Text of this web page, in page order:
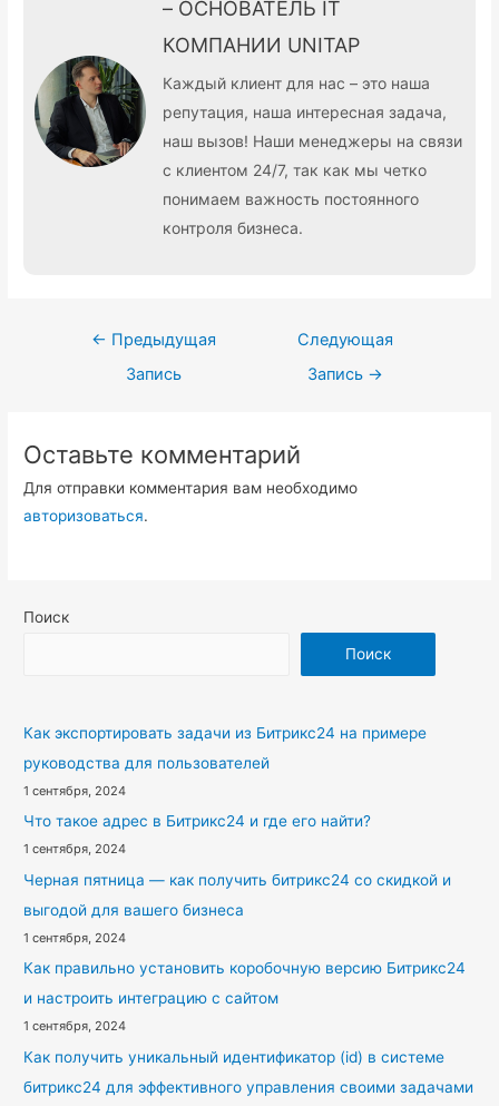
– ОСНОВАТЕЛЬ IT
КОМПАНИИ UNITAP
Каждый клиент для нас – это наша
репутация, наша интересная задача,
наш вызов! Наши менеджеры на связи
с клиентом 24/7, так как мы четко
понимаем важность постоянного
контроля бизнеса.
Навигация
← Предыдущая
Запись
Следующая
Запись →
Оставьте комментарий
Для отправки комментария вам необходимо
авторизоваться.
Поиск
Поиск
Как экспортировать задачи из Битрикс24 на примере
руководства для пользователей
1 сентября, 2024
Что такое адрес в Битрикс24 и где его найти?
1 сентября, 2024
Черная пятница — как получить битрикс24 со скидкой и
выгодой для вашего бизнеса
1 сентября, 2024
Как правильно установить коробочную версию Битрикс24
и настроить интеграцию с сайтом
1 сентября, 2024
Как получить уникальный идентификатор (id) в системе
битрикс24 для эффективного управления своими задачами